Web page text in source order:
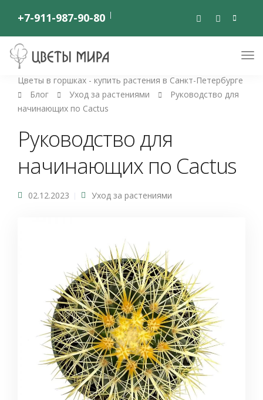
+7-911-987-90-80
Цветы в горшках - купить растения в Санкт-Петербурге
Блог
Уход за растениями
Руководство для
начинающих по Cactus
Руководство для
начинающих по Cactus
02.12.2023 Уход за растениями